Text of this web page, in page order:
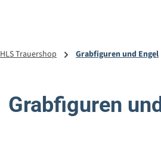
HLS Trauershop Grabfiguren und Engel
Grabfiguren